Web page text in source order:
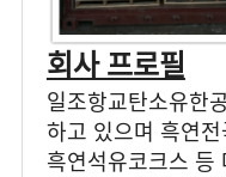
회사 프로필
일조항교탄소유한
하고 있으며 흑연
흑연석유코크스 등